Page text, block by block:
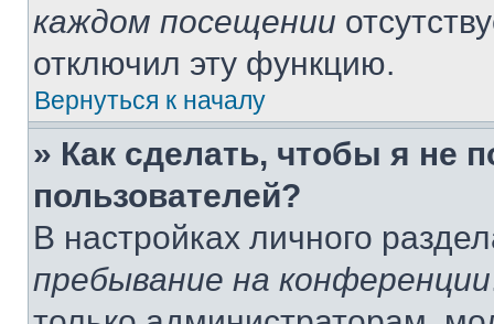
каждом посещении
отключил эту функцию.
Вернуться к началу
» Как сделать, чтобы я не
пользователей?
В настройках личного
пребывание на конференции